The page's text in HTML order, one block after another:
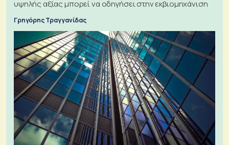
υψηλής αξίας μπορεί να οδηγήσει στην εκβιομηχάνιση
Γρηγόρης Τραγγανίδας